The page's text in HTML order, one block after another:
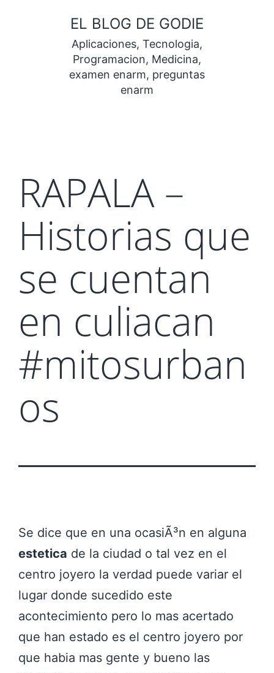
contenido
EL BLOG DE GODIE
Aplicaciones, Tecnologia,
Programacion, Medicina,
examen enarm, preguntas
enarm
RAPALA –
Historias que
se cuentan
en culiacan
#mitosurban
os
Se dice que en una ocasiÃ³n en alguna
estetica de la ciudad o tal vez en el
centro joyero la verdad puede variar el
lugar donde sucedido este
acontecimiento pero lo mas acertado
que han estado es el centro joyero por
que habia mas gente y bueno las